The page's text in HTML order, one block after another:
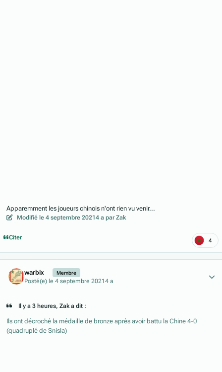
Apparemment les joueurs chinois n'ont rien vu venir...
Modifié le 4 septembre 20214 a par Zak
Citer 4
warbix Membre
Posté(e) le 4 septembre 20214 a
Il y a 3 heures, Zak a dit :
Ils ont décroché la médaille de bronze après avoir battu la Chine 4-0
(quadruplé de Snisla)